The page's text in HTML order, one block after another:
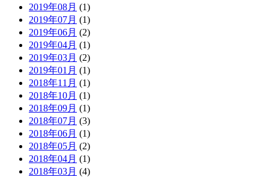
2019年08月 (1)
2019年07月 (1)
2019年06月 (2)
2019年04月 (1)
2019年03月 (2)
2019年01月 (1)
2018年11月 (1)
2018年10月 (1)
2018年09月 (1)
2018年07月 (3)
2018年06月 (1)
2018年05月 (2)
2018年04月 (1)
2018年03月 (4)